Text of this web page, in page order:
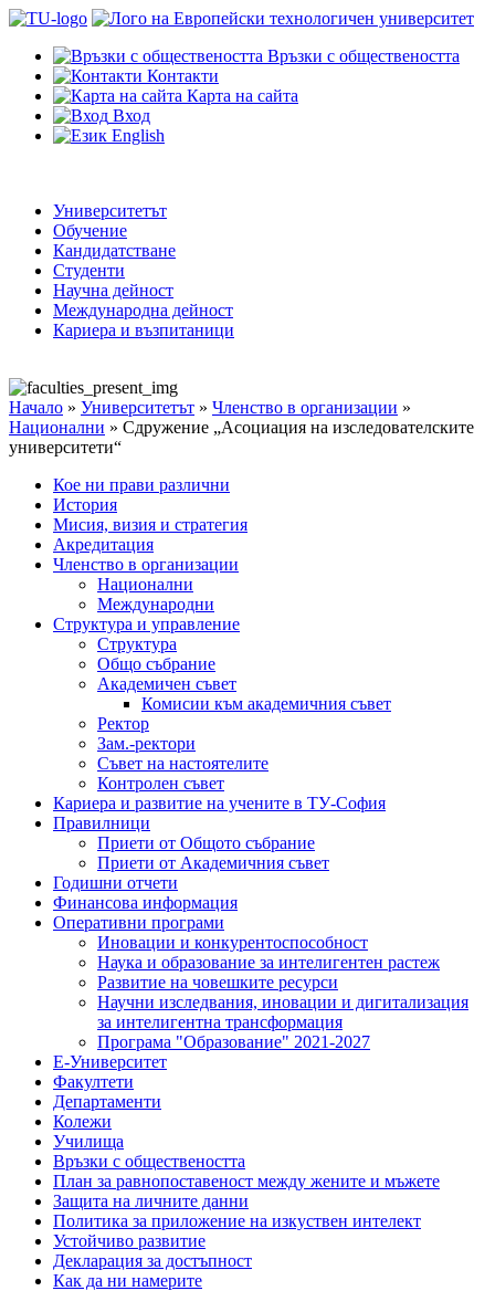
Връзки с обществеността
Контакти
Карта на сайта
Вход
English
Университетът
Обучение
Кандидатстване
Студенти
Научна дейност
Международна дейност
Кариера и възпитаници
Начало » Университетът » Членство в организации »
Национални » Сдружение „Асоциация на изследователските
университети“
Кое ни прави различни
История
Мисия, визия и стратегия
Акредитация
Членство в организации
Национални
Международни
Структура и управление
Структура
Общо събрание
Академичен съвет
Комисии към академичния съвет
Ректор
Зам.-ректори
Съвет на настоятелите
Контролен съвет
Кариера и развитие на учените в ТУ-София
Правилници
Приети от Общото събрание
Приети от Академичния съвет
Годишни отчети
Финансова информация
Оперативни програми
Иновации и конкурентоспособност
Наука и образование за интелигентен растеж
Развитие на човешките ресурси
Научни изследвания, иновации и дигитализация
за интелигентна трансформация
Програма "Образование" 2021-2027
Е-Университет
Факултети
Департаменти
Колежи
Училища
Връзки с обществеността
План за равнопоставеност между жените и мъжете
Защита на личните данни
Политика за приложение на изкуствен интелект
Устойчиво развитие
Декларация за достъпност
Как да ни намерите